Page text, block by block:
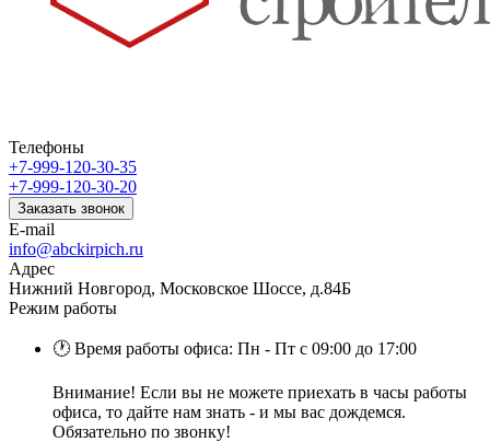
Телефоны
+7-999-120-30-35
+7-999-120-30-20
Заказать звонок
E-mail
info@abckirpich.ru
Адрес
Нижний Новгород, Московское Шоссе, д.84Б
Режим работы
🕐 Время работы офиса: Пн - Пт с 09:00 до 17:00
Внимание! Если вы не можете приехать в часы работы
офиса, то дайте нам знать - и мы вас дождемся.
Обязательно по звонку!